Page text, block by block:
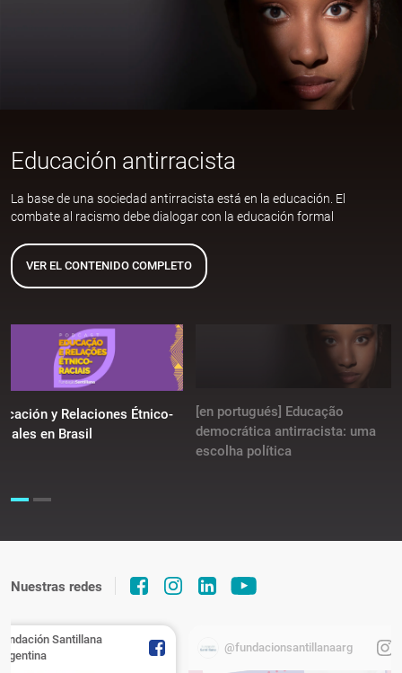
Educación antirracista
La base de una sociedad antirracista está en la educación. El
combate al racismo debe dialogar con la educación formal
VER EL CONTENIDO COMPLETO
y Relaciones Étnico-
en Brasil
[en portugués] Educação
democrática antirracista: uma
escolha política
Nuestras redes
Santillana
@fundacionsantillanaarg